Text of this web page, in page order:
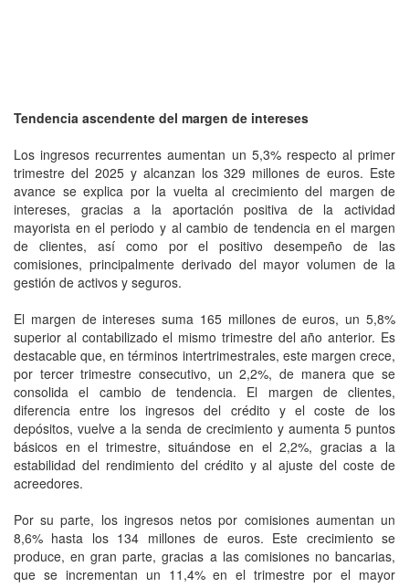
Tendencia ascendente del margen de intereses
Los ingresos recurrentes aumentan un 5,3% respecto al primer
trimestre del 2025 y alcanzan los 329 millones de euros. Este
avance se explica por la vuelta al crecimiento del margen de
intereses, gracias a la aportación positiva de la actividad
mayorista en el periodo y al cambio de tendencia en el margen
de clientes, así como por el positivo desempeño de las
comisiones, principalmente derivado del mayor volumen de la
gestión de activos y seguros.
El margen de intereses suma 165 millones de euros, un 5,8%
superior al contabilizado el mismo trimestre del año anterior. Es
destacable que, en términos intertrimestrales, este margen crece,
por tercer trimestre consecutivo, un 2,2%, de manera que se
consolida el cambio de tendencia. El margen de clientes,
diferencia entre los ingresos del crédito y el coste de los
depósitos, vuelve a la senda de crecimiento y aumenta 5 puntos
básicos en el trimestre, situándose en el 2,2%, gracias a la
estabilidad del rendimiento del crédito y al ajuste del coste de
acreedores.
Por su parte, los ingresos netos por comisiones aumentan un
8,6% hasta los 134 millones de euros. Este crecimiento se
produce, en gran parte, gracias a las comisiones no bancarias,
que se incrementan un 11,4% en el trimestre por el mayor